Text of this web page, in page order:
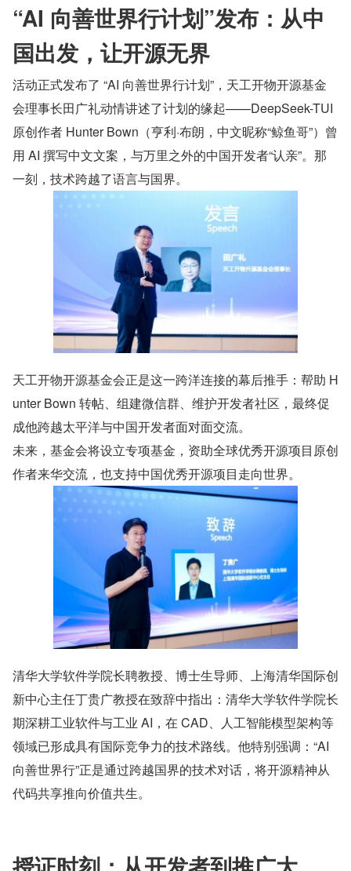
“AI 向善世界行计划”发布：从中
国出发，让开源无界
活动正式发布了 “AI 向善世界行计划”，天工开物开源基金
会理事长田广礼动情讲述了计划的缘起——DeepSeek-TUI
原创作者 Hunter Bown（亨利·布朗，中文昵称“鲸鱼哥”）曾
用 AI 撰写中文文案，与万里之外的中国开发者“认亲”。那
一刻，技术跨越了语言与国界。
天工开物开源基金会正是这一跨洋连接的幕后推手：帮助 H
unter Bown 转帖、组建微信群、维护开发者社区，最终促
成他跨越太平洋与中国开发者面对面交流。
未来，基金会将设立专项基金，资助全球优秀开源项目原创
作者来华交流，也支持中国优秀开源项目走向世界。
清华大学软件学院长聘教授、博士生导师、上海清华国际创
新中心主任丁贵广教授在致辞中指出：清华大学软件学院长
期深耕工业软件与工业 AI，在 CAD、人工智能模型架构等
领域已形成具有国际竞争力的技术路线。他特别强调：“AI
向善世界行”正是通过跨越国界的技术对话，将开源精神从
代码共享推向价值共生。